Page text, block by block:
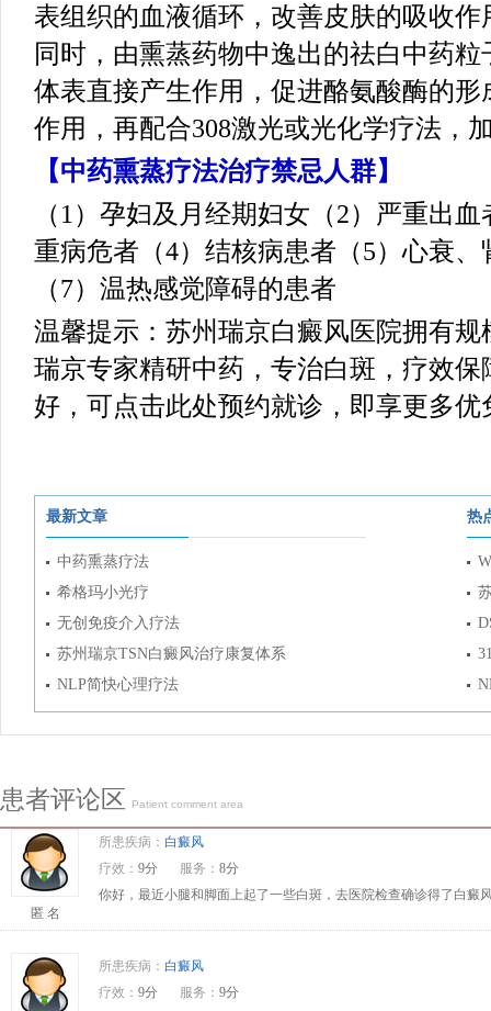
表组织的血液循环，改善皮肤的吸收
同时，由熏蒸药物中逸出的祛白中药
体表直接产生作用，促进酪氨酸酶的
作用，再配合308激光或光化学疗法，
【中药熏蒸疗法治疗禁忌人群】
（1）孕妇及月经期妇女（2）严重出
重病危者（4）结核病患者（5）心衰
（7）温热感觉障碍的患者
温馨提示：苏州瑞京白癜风医院拥有
瑞京专家精研中药，专治白斑，疗效
好，可点击此处预约就诊，即享更多优
最新文章
中药熏蒸疗法
希格玛小光疗
无创免疫介入疗法
苏州瑞京TSN白癜风治疗康复体系
NLP简快心理疗法
热
患者评论区 Patient comment area
匿 名
所患疾病： 白癜风
疗效： 9分 服务： 8分
你好，最近小腿和脚面上起了一些白斑，去医院检查确诊得了白
所患疾病： 白癜风
疗效： 9分 服务： 9分